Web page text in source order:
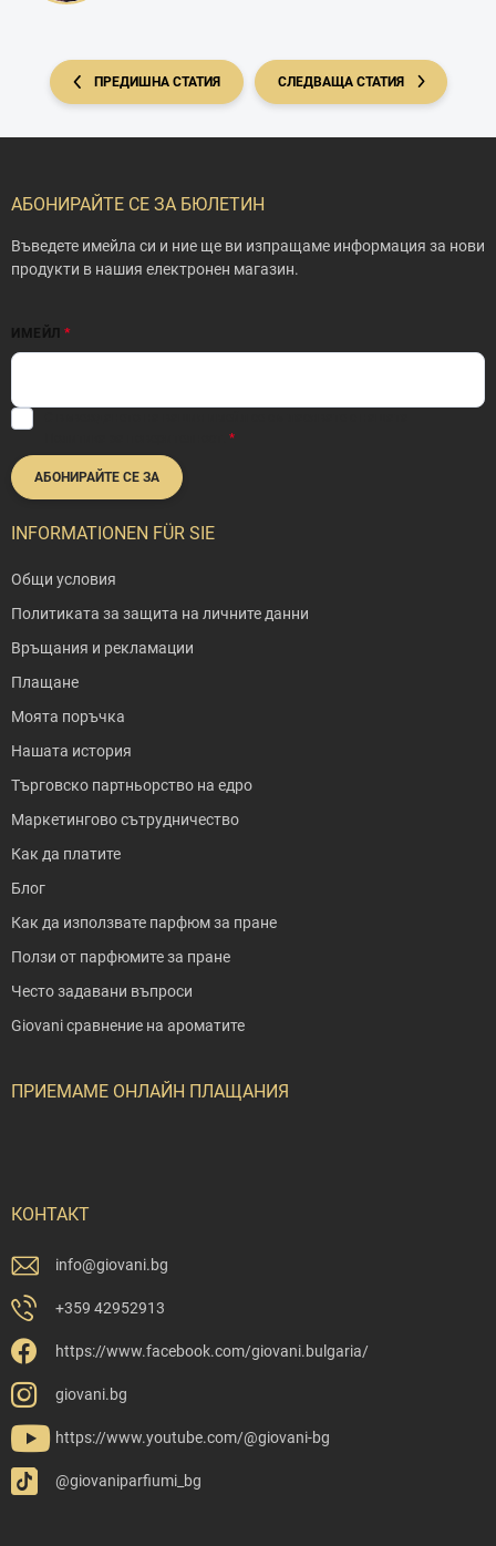
ПРЕДИШНА СТАТИЯ СЛЕДВАЩА СТАТИЯ
АБОНИРАЙТЕ СЕ ЗА БЮЛЕТИН
Въведете имейла си и ние ще ви изпращаме информация за нови
продукти в нашия електронен магазин.
ИМЕЙЛ
АБОНИРАЙТЕ СЕ ЗА
INFORMATIONEN FÜR SIE
Общи условия
Политиката за защита на личните данни
Връщания и рекламации
Плащане
Моята поръчка
Нашата история
Търговско партньорство на едро
Маркетингово сътрудничество
Как да платите
Блог
Как да използвате парфюм за пране
Ползи от парфюмите за пране
Често задавани въпроси
Giovani сравнение на ароматите
ПРИЕМАМЕ ОНЛАЙН ПЛАЩАНИЯ
КОНТАКТ
info@giovani.bg
+359 42952913
https://www.facebook.com/giovani.bulgaria/
giovani.bg
https://www.youtube.com/@giovani-bg
@giovaniparfiumi_bg